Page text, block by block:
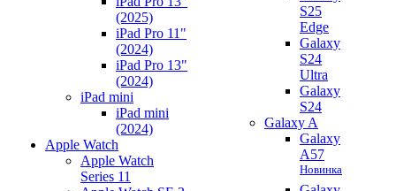
(2025)
iPad Pro 11"
(2024)
iPad Pro 13"
(2024)
iPad mini
iPad mini
(2024)
Apple Watch
Apple Watch
Series 11
S25
Edge
Galaxy
S24
Ultra
Galaxy
S24
Galaxy A
Galaxy
A57
Новинка